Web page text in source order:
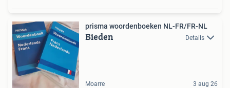
prisma woordenboeken NL-FR/FR-NL
Bieden Details
Moarre 3 aug 26